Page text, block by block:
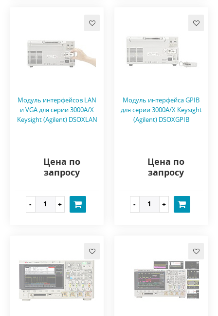
Модуль интерфейсов LAN
и VGA для серии 3000A/X
Keysight (Agilent) DSOXLAN
Цена по
запросу
Модуль интерфейса GPIB
для серии 3000A/X Keysight
(Agilent) DSOXGPIB
Цена по
запросу